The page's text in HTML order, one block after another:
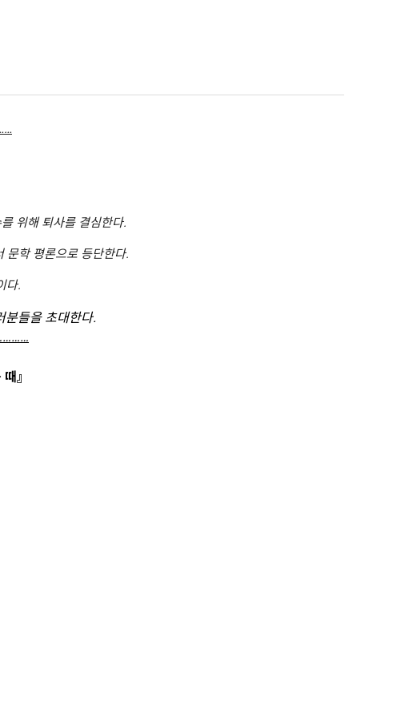
위해 퇴사를 결심한다.
문학 평론으로 등단한다.
다.
분들을 초대한다.
』